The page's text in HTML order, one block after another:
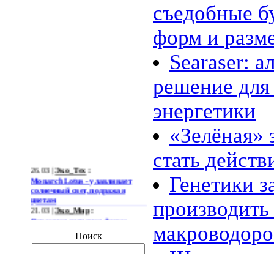
26.03 | Эко_Тех
Monarch Lotus - улавливает
солнечный свет, подражая
цветам
21.03 |Эко_Мир
Огромная ветряная ферма
отказаться от импорта энергии
19.03 |Эко_Мир:
Поиск
съедобные
форм и
Searaser:
решение
энергетики
«Зелёная»
стать
Генетики